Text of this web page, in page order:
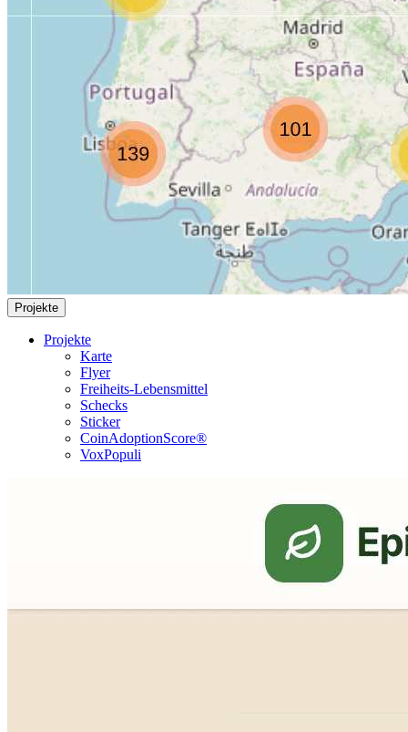
Projekte
Projekte
Karte
Flyer
Freiheits-Lebensmittel
Schecks
Sticker
CoinAdoptionScore®
VoxPopuli